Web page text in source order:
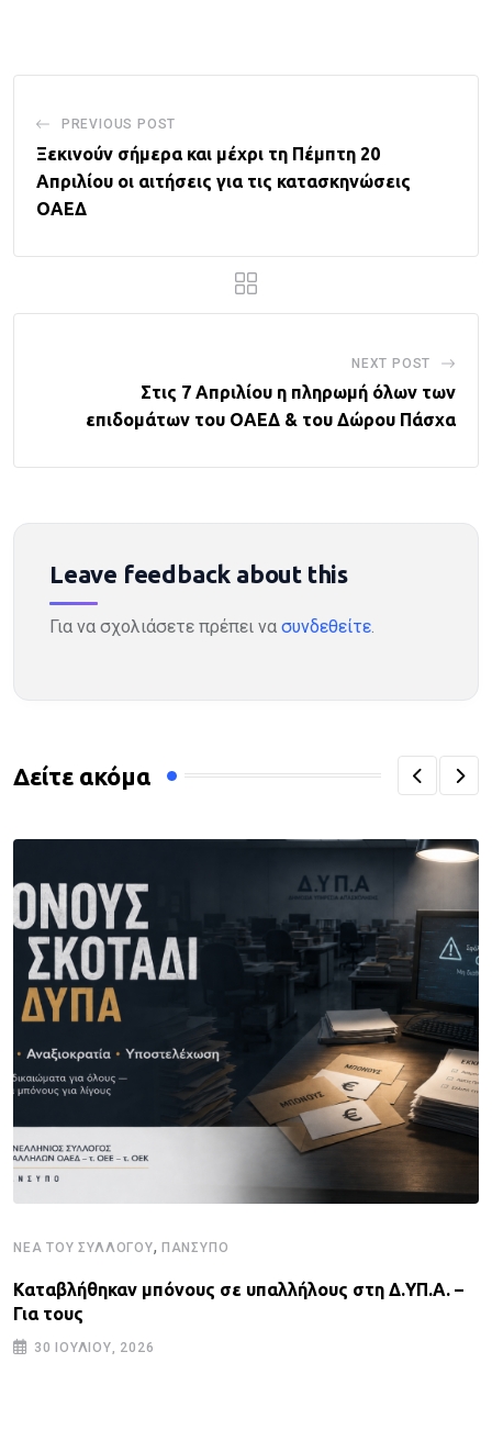
PREVIOUS POST
Ξεκινούν σήμερα και μέχρι τη Πέμπτη 20
Απριλίου οι αιτήσεις για τις κατασκηνώσεις
ΟΑΕΔ
NEXT POST
Στις 7 Απριλίου η πληρωμή όλων των
επιδομάτων του ΟΑΕΔ & του Δώρου Πάσχα
Leave feedback about this
Για να σχολιάσετε πρέπει να συνδεθείτε.
Δείτε ακόμα
ΝΈΑ ΤΟΥ ΣΥΛΛΌΓΟΥ, ΠΑΝΣΥΠΟ
Καταβλήθηκαν μπόνους σε υπαλλήλους στη Δ.ΥΠ.Α. –
Για τους
30 ΙΟΥΛΊΟΥ, 2026